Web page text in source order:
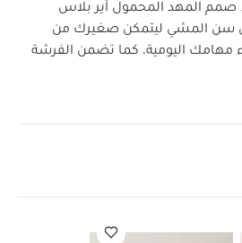
صمم المهد المحمول آير بلاس
سن المشي ليتمكن صغيرك من
مهامك اليومية، كما تضمن الفرشة
في الهواء الطلق بفضل فتحات
السيارة أو الخزانة دون
دون عناء.
سيكون مهد جولز آير